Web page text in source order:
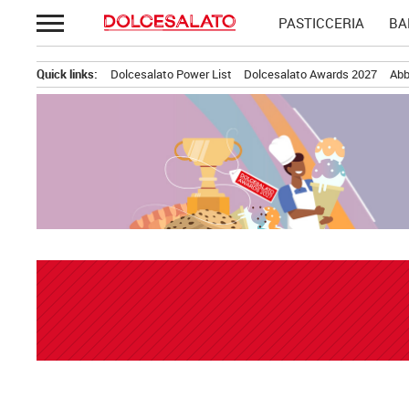
Passa
al
PASTICCERIA
Quick links: Dolcesalato Power List Dolcesalato Awards 2027